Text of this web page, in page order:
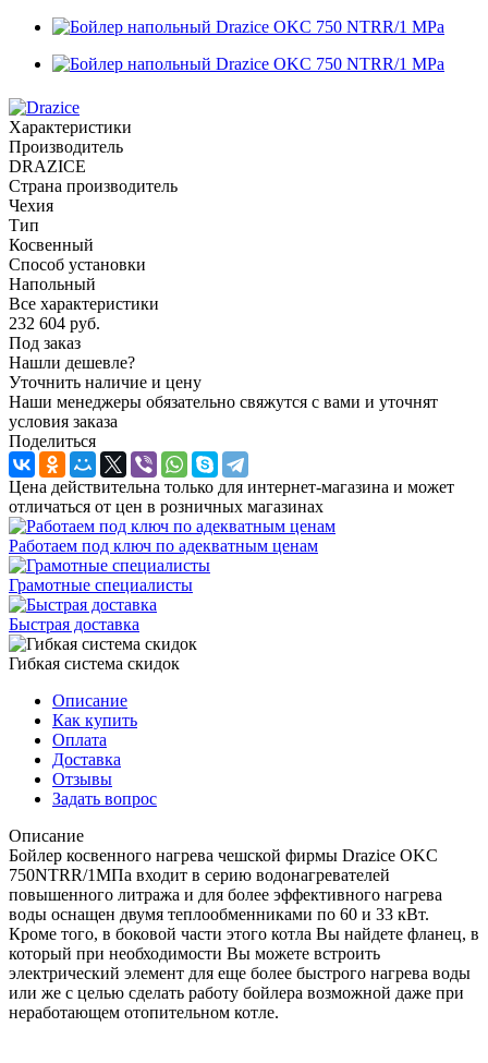
Характеристики
Производитель
DRAZICE
Страна производитель
Чехия
Тип
Косвенный
Способ установки
Напольный
Все характеристики
232 604 руб.
Под заказ
Нашли дешевле?
Уточнить наличие и цену
Наши менеджеры обязательно свяжутся с вами и уточнят
условия заказа
Поделиться
Цена действительна только для интернет-магазина и может
отличаться от цен в розничных магазинах
Работаем под ключ по адекватным ценам
Грамотные специалисты
Быстрая доставка
Гибкая система скидок
Описание
Как купить
Оплата
Доставка
Отзывы
Задать вопрос
Описание
Бойлер косвенного нагрева чешской фирмы Drazice OKC
750NTRR/1МПа входит в серию водонагревателей
повышенного литража и для более эффективного нагрева
воды оснащен двумя теплообменниками по 60 и 33 кВт.
Кроме того, в боковой части этого котла Вы найдете фланец, в
который при необходимости Вы можете встроить
электрический элемент для еще более быстрого нагрева воды
или же с целью сделать работу бойлера возможной даже при
неработающем отопительном котле.